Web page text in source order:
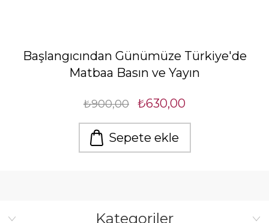
Başlangıcından Günümüze Türkiye'de
Matbaa Basın ve Yayın
₺900,00 ₺630,00
Sepete ekle
Kategoriler